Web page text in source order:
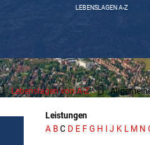
LEBENSLAGEN A-Z
Lebenslagen von A-Z
Leistungen
A B C D E F G H I J K L M N